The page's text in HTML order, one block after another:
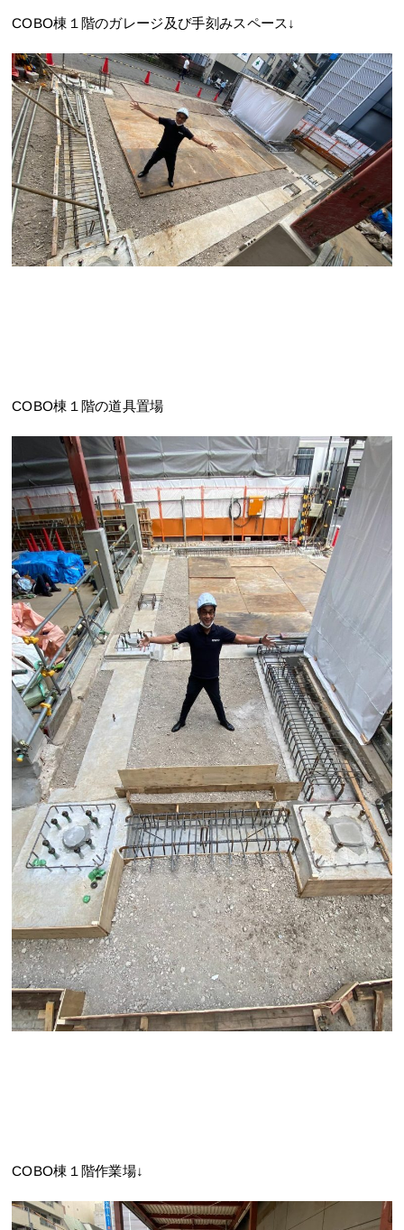
COBO棟１階のガレージ及び手刻みスペース↓
COBO棟１階の道具置場
COBO棟１階作業場↓